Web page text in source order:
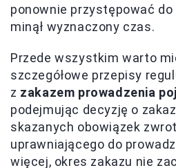
ponownie przystępować do
minął wyznaczony czas.
Przede wszystkim warto
szczegółowe przepisy
z zakazem prowadzenia
podejmując decyzję o
skazanych obowiązek
uprawniającego do
więcej, okres zakazu nie